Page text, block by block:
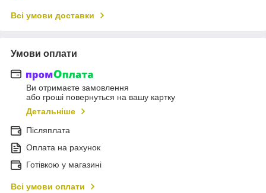
Всі умови доставки
Умови оплати
Ви отримаєте замовлення
або гроші повернуться на вашу картку
Детальніше
Післяплата
Оплата на рахунок
Готівкою у магазині
Всі умови оплати